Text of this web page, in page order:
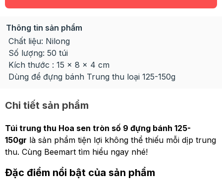
Thông tin sản phẩm
Chất liệu: Nilong
Số lượng: 50 túi
Kích thước : 15 x 8 x 4 cm
Dùng để đựng bánh Trung thu loại 125-150g
Chi tiết sản phẩm
Túi trung thu Hoa sen tròn số 9 đựng bánh 125-
150gr là sản phẩm tiện lợi không thể thiếu mỗi dịp trung
thu. Cùng Beemart tìm hiểu ngay nhé!
Đặc điểm nổi bật của sản phẩm